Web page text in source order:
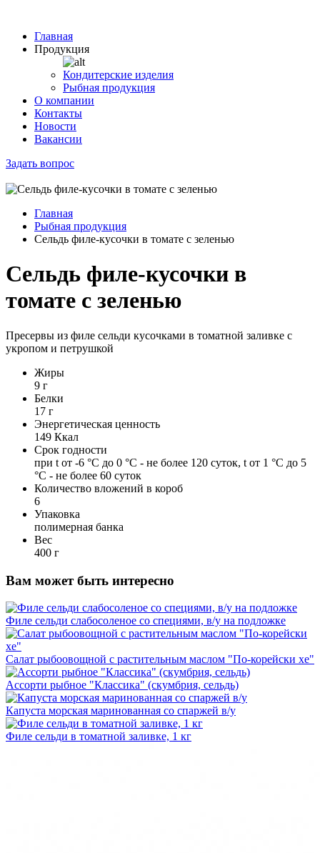
Главная
Продукция
Кондитерские изделия
Рыбная продукция
О компании
Контакты
Новости
Вакансии
Задать вопрос
Главная
Рыбная продукция
Сельдь филе-кусочки в томате с зеленью
Сельдь филе-кусочки в
томате с зеленью
Пресервы из филе сельди кусочками в томатной заливке с
укропом и петрушкой
Жиры
9 г
Белки
17 г
Энергетическая ценность
149 Ккал
Срок годности
при t от -6 °С до 0 °С - не более 120 суток, t от 1 °С до 5
°С - не более 60 суток
Количество вложений в короб
6
Упаковка
полимерная банка
Вес
400 г
Вам может быть интересно
Филе сельди слабосоленое со специями, в/у на подложке
Салат рыбоовощной с растительным маслом "По-корейски хе"
Ассорти рыбное "Классика" (скумбрия, сельдь)
Капуста морская маринованная со спаржей в/у
Филе сельди в томатной заливке, 1 кг